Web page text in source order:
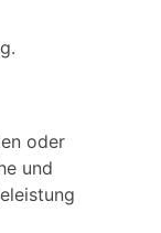
oder
und